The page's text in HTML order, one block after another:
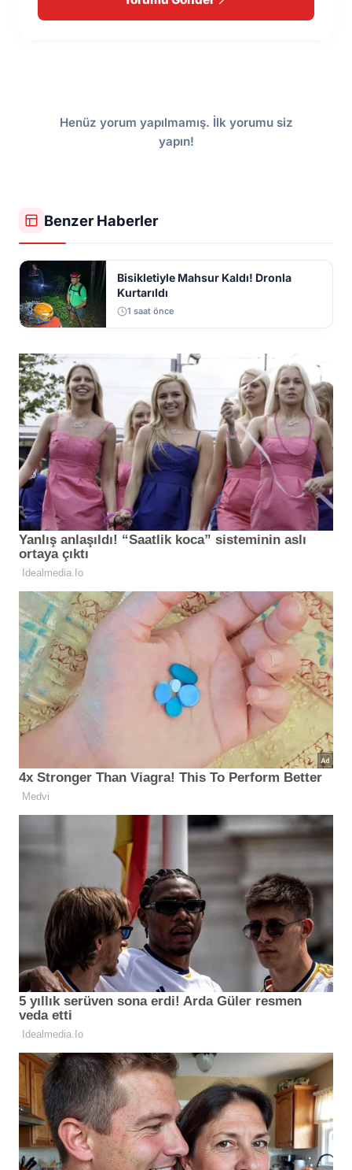
Henüz yorum yapılmamış. İlk yorumu siz
yapın!
Benzer Haberler
Bisikletiyle Mahsur Kaldı! Dronla
Kurtarıldı
1 saat önce